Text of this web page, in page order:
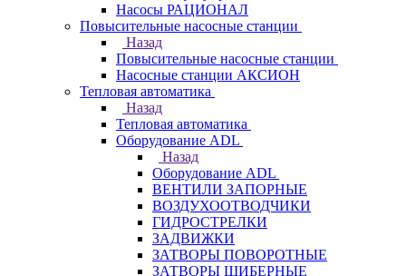
Насосы РАЦИОНАЛ
Повысительные насосные станции
Назад
Повысительные насосные станции
Насосные станции АКСИОН
Тепловая автоматика
Назад
Тепловая автоматика
Оборудование ADL
Назад
Оборудование ADL
ВЕНТИЛИ ЗАПОРНЫЕ
ВОЗДУХООТВОДЧИКИ
ГИДРОСТРЕЛКИ
ЗАДВИЖКИ
ЗАТВОРЫ ПОВОРОТНЫЕ
ЗАТВОРЫ ШИБЕРНЫЕ